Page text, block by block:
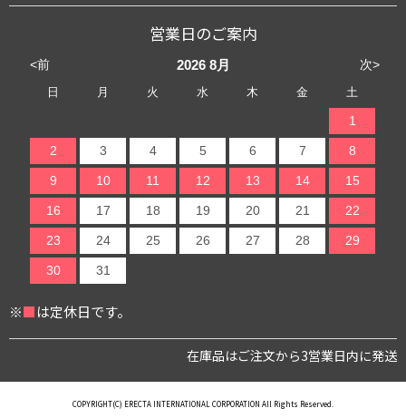
営業日のご案内
<前 次>
2026 8月
日 月 火 水 木 金 土
1
2 3 4 5 6 7 8
9 10 11 12 13 14 15
16 17 18 19 20 21 22
23 24 25 26 27 28 29
30 31
※■は定休日です。
在庫品はご注文から3営業日内に発送
COPYRIGHT(C) ERECTA INTERNATIONAL CORPORATION All Rights Reserved.